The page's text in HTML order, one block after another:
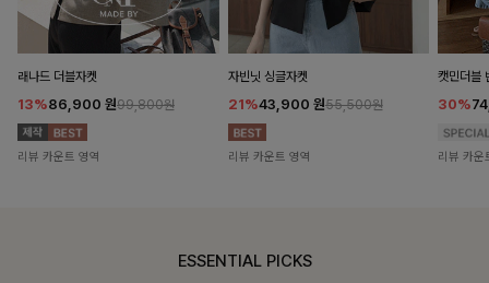
래나드 더블자켓
13%86,900 원99,800원
리뷰 카운트 영역
자빈닛 싱글자켓
21%43,900 원55,500원
리뷰 카운트 영역
캣민더블
30%
리뷰 카운
ESSENTIAL PICKS